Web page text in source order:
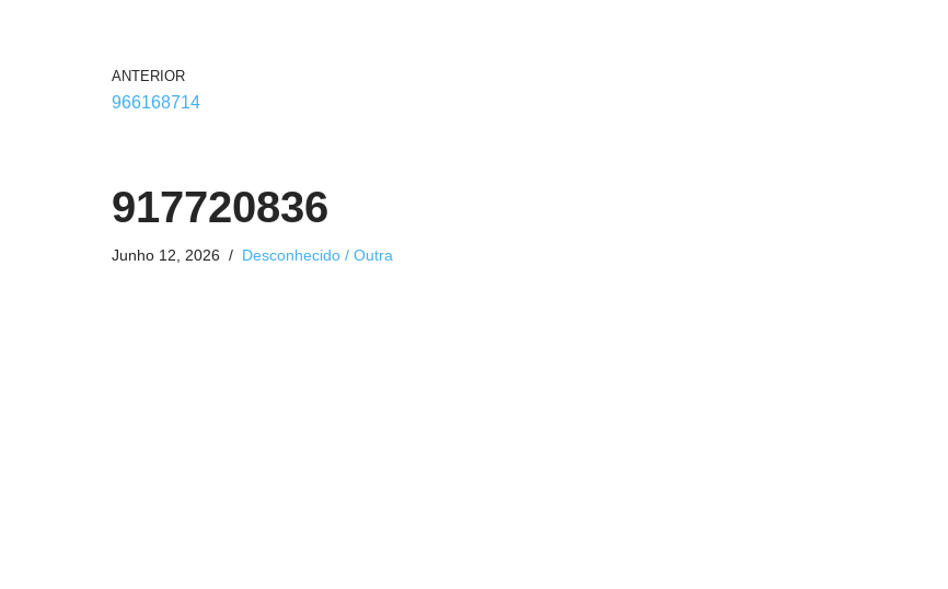
ANTERIOR
966168714
917720836
Junho 12, 2026 Desconhecido / Outra